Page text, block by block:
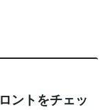
ントをチェッ